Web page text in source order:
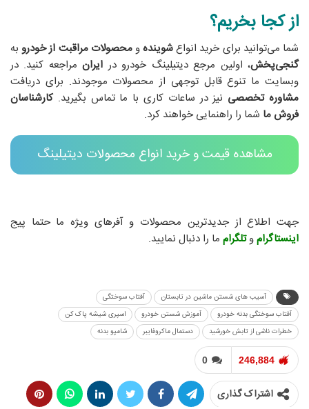
از کجا بخریم؟
شما می‌توانید برای خرید انواعشویندهومحصولات مراقبت از خودروبه
گنجی‌پخش، اولین مرجع دیتیلینگ خودرو در ایرانمراجعه کنید. در
وبسایت ما تنوع قابل توجهی از محصولات موجودند. برای دریافت
مشاوره تخصصی نیز در ساعات کاری با ما تماس بگیرید.کارشناسان
فروش ما شما را راهنمایی خواهند کرد.
مشاهده قیمت و خرید انواع محصولات دیتیلینگ
جهت اطلاع از جدیدترین محصولات و آفرهای ویژه ما حتما پیج
اینستاگراموتلگرام ما را دنبال نمایید.
آسیب های شستن ماشین در تابستان
آفتاب سوختگی
آفتاب سوختگی بدنه خودرو
آموزش شستن خودرو
اسپری شیشه پاک کن
خطرات ناشی از تابش خورشید
دستمال ماکروفایبر شامپو بدنه
0 246,884
اشتراک گذاری